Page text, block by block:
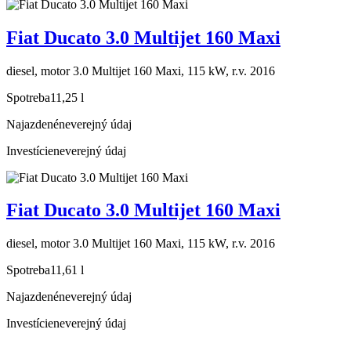
Fiat Ducato 3.0 Multijet 160 Maxi
diesel, motor 3.0 Multijet 160 Maxi, 115 kW, r.v. 2016
Spotreba11,25 l
Najazdenéneverejný údaj
Investícieneverejný údaj
Fiat Ducato 3.0 Multijet 160 Maxi
diesel, motor 3.0 Multijet 160 Maxi, 115 kW, r.v. 2016
Spotreba11,61 l
Najazdenéneverejný údaj
Investícieneverejný údaj